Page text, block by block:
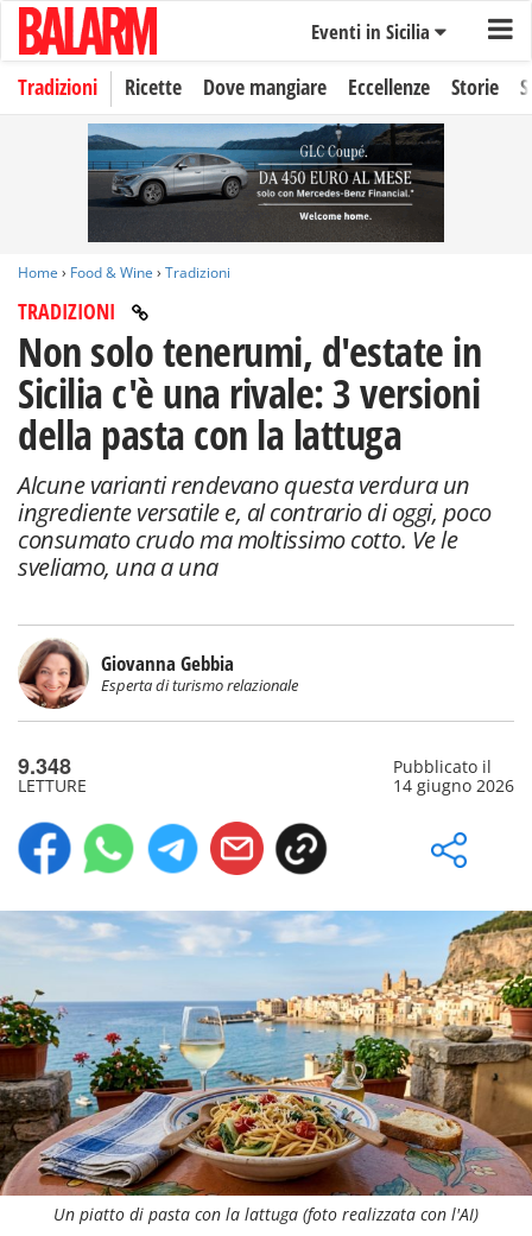
Eventi in Sicilia
Tradizioni Ricette Dove mangiare Eccellenze Storie
Home › Food & Wine › Tradizioni
TRADIZIONI
Non solo tenerumi, d'estate in
Sicilia c'è una rivale: 3 versioni
della pasta con la lattuga
Alcune varianti rendevano questa verdura un
ingrediente versatile e, al contrario di oggi, poco
consumato crudo ma moltissimo cotto. Ve le
sveliamo, una a una
Giovanna Gebbia
Esperta di turismo relazionale
9.348
LETTURE
Pubblicato il
14 giugno 2026
Un piatto di pasta con la lattuga (foto realizzata con l'AI)